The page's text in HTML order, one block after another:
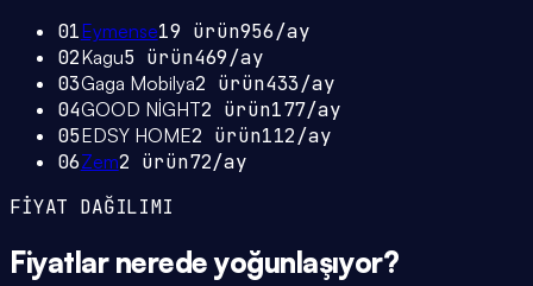
01Eymense19 ürün956/ay
02Kagu5 ürün469/ay
03Gaga Mobilya2 ürün433/ay
04GOOD NİGHT2 ürün177/ay
05EDSY HOME2 ürün112/ay
06Zem2 ürün72/ay
FİYAT DAĞILIMI
Fiyatlar nerede yoğunlaşıyor?